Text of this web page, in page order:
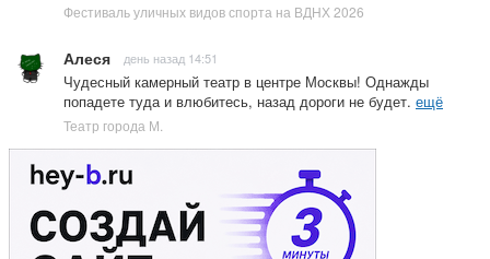
Фестиваль уличных видов спорта на ВДНХ 2026
Алеся день назад 14:51
Чудесный камерный театр в центре Москвы! Однажды
попадете туда и влюбитесь, назад дороги не будет. ещё
Театр города М.